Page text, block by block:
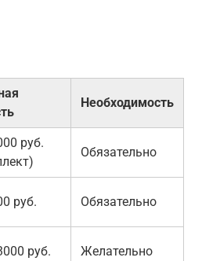
Необходимость
руб.
Обязательно
руб. Обязательно
руб. Желательно